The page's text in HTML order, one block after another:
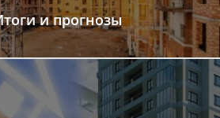
и прогнозы